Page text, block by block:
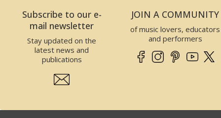
Subscribe to our e-
mail newsletter
Stay updated on the
latest news and
publications
JOIN A COMMUNITY
of music lovers, educators
and performers